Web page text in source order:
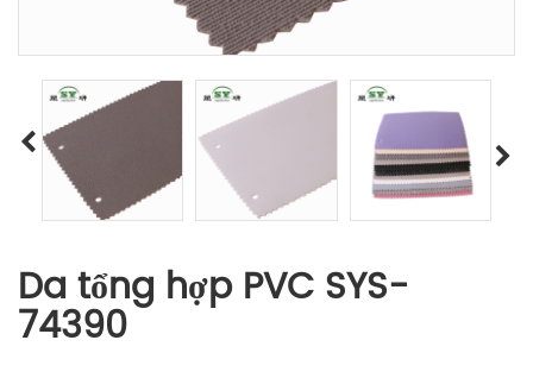
Da tổng hợp PVC SYS-
74390